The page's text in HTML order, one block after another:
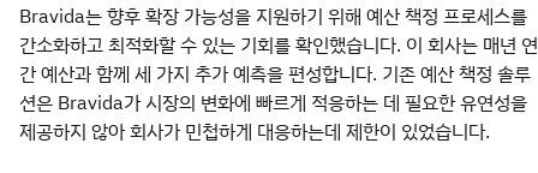
Bravida는 향후 확장 가능성을 지원하기 위해 예산 책정 프로세스를
간소화하고 최적화할 수 있는 기회를 확인했습니다. 이 회사는 매년 연
간 예산과 함께 세 가지 추가 예측을 편성합니다. 기존 예산 책정 솔루
션은 Bravida가 시장의 변화에 빠르게 적응하는 데 필요한 유연성을
제공하지 않아 회사가 민첩하게 대응하는데 제한이 있었습니다.